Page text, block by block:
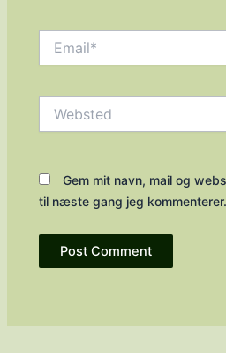
Gem mit navn, mail og
til næste gang jeg kommenterer.